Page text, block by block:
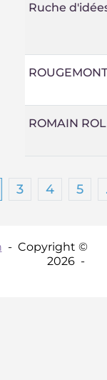
Ruche
ROMAIN
3 4 5
- Copyright ©
2026 -